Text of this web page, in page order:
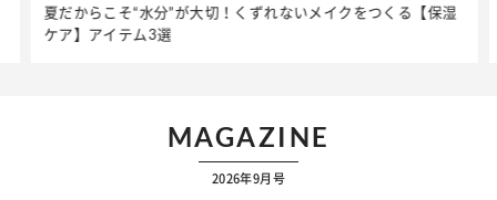
簡単アレンジで別人顔に♡ こなれ感たっぷりの【そでロールア
ップ】着こなしテク
MAGAZINE
2026年9月号